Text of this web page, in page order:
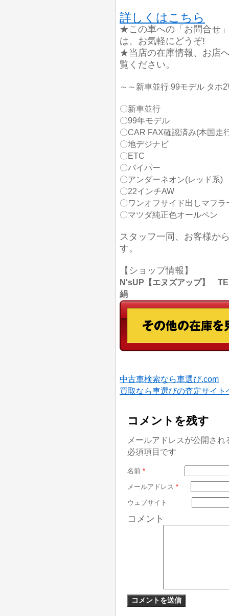
詳しくはこちら
★この車への「お問合せ
は、お気軽にどうぞ!
★当店の在庫情報、お店
覧ください。
～～新車並行 99モデル タホ
〇新車並行
〇99年モデル
〇CAR FAX確認済み(本国走
〇地デジナビ
〇ETC
〇バイパー
〇アンダーネオン(レッド系)
〇22インチAW
〇ワンオフサイド出しマフ
〇マツダ純正色オールペン
スタッフ一同、お客様か
す。
【ショップ情報】
N'sUP【エヌズアップ】
絹
中古車検索なら車選び.com
買取なら車選びの査定サイト
コメントを残す
メールアドレスが公開さ
必須項目です
名前 *
メールアドレス *
ウェブサイト
コメント